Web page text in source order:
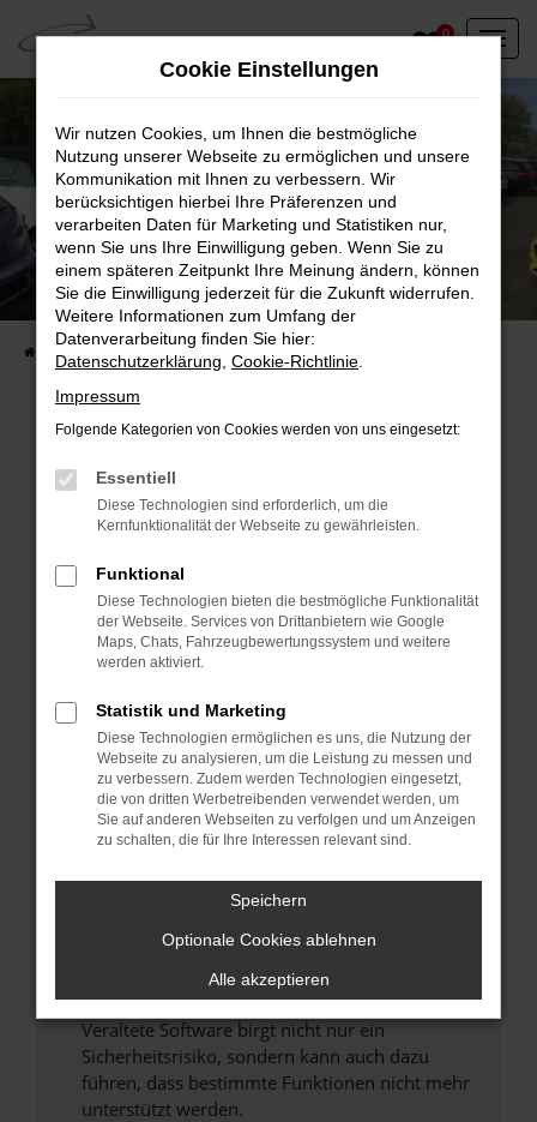
Zum
Hauptinhalt
springen
0
Unser Fahrzeugbestand vor Ort
Entdecken Sie unsere sofort verfügbaren
Fahrzeugangebote
Fehler: Network Error
Beim Laden ist ein Fehler aufgetreten.
Hier sind ein paar Tipps, die dir helfen können:
Überprüfe deine Firewall und deine
Internetverbindung.
Laden andere Webseiten, zum Beispiel deine
Suchmaschine?
Manche Erweiterungen, wie Werbeblocker,
können das Laden bestimmter Seiten
verhindern. Funktioniert die Seite in einem
anderen Browser oder in einem privaten
Fenster?
Das kann manchmal helfen, vorübergehende
Probleme zu beheben.
Stelle sicher, dass dein Browser und dein
Betriebssystem auf dem neuesten Stand
sind.
Veraltete Software birgt nicht nur ein
Sicherheitsrisiko, sondern kann auch dazu
führen, dass bestimmte Funktionen nicht mehr
unterstützt werden.
Cookie Einstellungen
Wir nutzen Cookies, um Ihnen die bestmögliche
Nutzung unserer Webseite zu ermöglichen und unsere
Kommunikation mit Ihnen zu verbessern. Wir
berücksichtigen hierbei Ihre Präferenzen und
verarbeiten Daten für Marketing und Statistiken nur,
wenn Sie uns Ihre Einwilligung geben. Wenn Sie zu
einem späteren Zeitpunkt Ihre Meinung ändern, können
Sie die Einwilligung jederzeit für die Zukunft widerrufen.
Weitere Informationen zum Umfang der
Datenverarbeitung finden Sie hier:
Datenschutzerklärung Cookie-Richtlinie
Impressum
Folgende Kategorien von Cookies werden von uns eingesetzt:
Essentiell
Diese Technologien sind erforderlich, um die
Kernfunktionalität der Webseite zu gewährleisten.
Funktional
Diese Technologien bieten die bestmögliche Funktionalität
der Webseite. Services von Drittanbietern wie Google
Maps, Chats, Fahrzeugbewertungssystem und weitere
werden aktiviert.
Statistik und Marketing
Diese Technologien ermöglichen es uns, die Nutzung der
Webseite zu analysieren, um die Leistung zu messen und
zu verbessern. Zudem werden Technologien eingesetzt,
die von dritten Werbetreibenden verwendet werden, um
Sie auf anderen Webseiten zu verfolgen und um Anzeigen
zu schalten, die für Ihre Interessen relevant sind.
Speichern
Optionale Cookies ablehnen
Alle akzeptieren